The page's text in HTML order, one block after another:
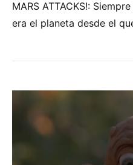
MARS ATTACKS!:
era el planeta desde el